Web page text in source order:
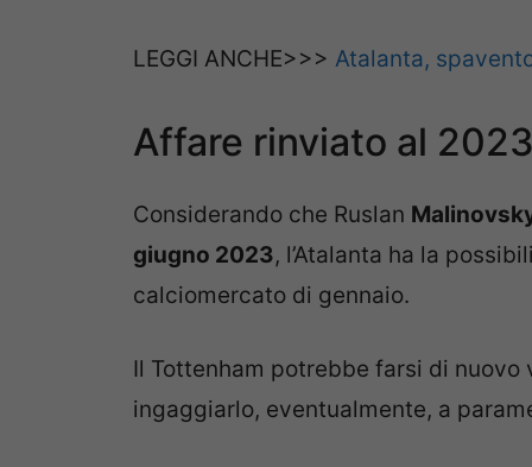
LEGGI ANCHE>>> Atalanta,
Affare rinviato al 2023
Considerando che Ruslan
giugno 2023, l’Atalanta ha la
calciomercato di gennaio.
Il Tottenham potrebbe farsi di nuovo
ingaggiarlo, eventualmente, a